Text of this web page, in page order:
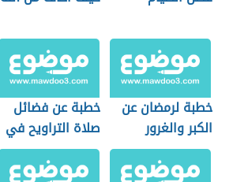
خطبة لرمضان عن
الكبر والغرور
وآثارهما على
المجتمع
خطبة عن فضائل
صلاة التراويح في
شهر رمضان